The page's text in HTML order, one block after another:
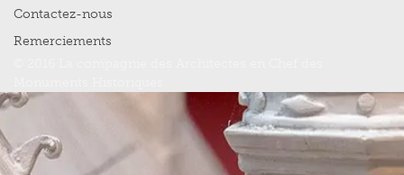
Contactez-nous
Remerciements